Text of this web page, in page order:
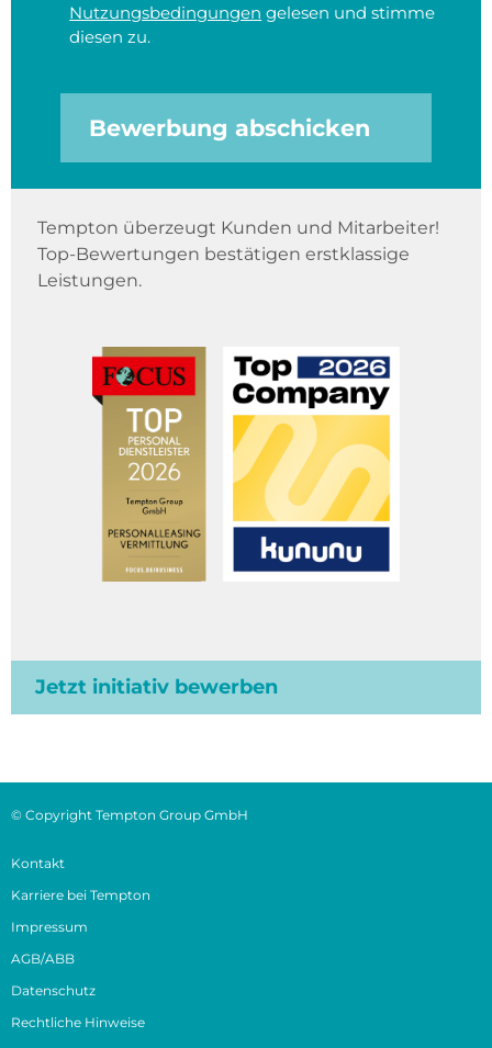
Nutzungsbedingungen gelesen und stimme
diesen zu.
Bewerbung abschicken
Tempton überzeugt Kunden und Mitarbeiter!
Top-Bewertungen bestätigen erstklassige
Leistungen.
Jetzt initiativ bewerben
© Copyright Tempton Group GmbH
Kontakt
Karriere bei Tempton
Impressum
AGB/ABB
Datenschutz
Rechtliche Hinweise